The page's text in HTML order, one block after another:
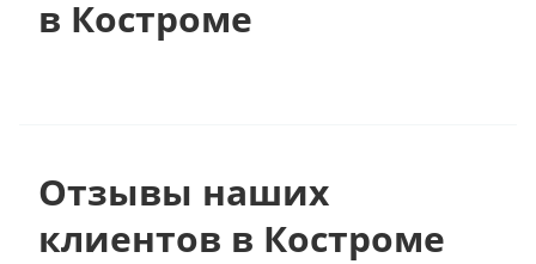
в Костроме
Отзывы наших
клиентов в Костроме